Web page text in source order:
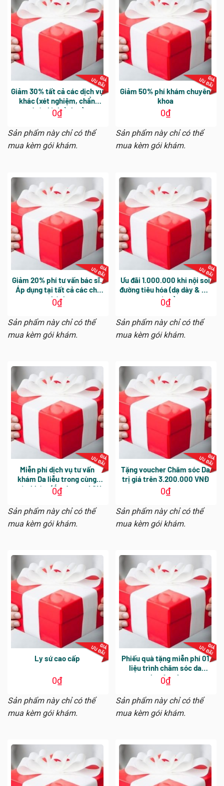
Giảm 30% tất cả các dịch vụ
khác (xét nghiệm, chẩn
đoán hình ảnh…)
0₫
Sản phẩm này chỉ có thể
mua kèm gói khám.
Giảm 50% phí khám chuyên
khoa
0₫
Sản phẩm này chỉ có thể
mua kèm gói khám.
Giảm 20% phí tư vấn bác sĩ.
Áp dụng tại tất cả các chi
nhánh
0₫
Sản phẩm này chỉ có thể
mua kèm gói khám.
Ưu đãi 1.000.000 khi nội soi
đường tiêu hóa (dạ dày & đại
tràng)
0₫
Sản phẩm này chỉ có thể
mua kèm gói khám.
Miễn phí dịch vụ tư vấn
khám Da liễu trong cùng
ngày khám (Áp dụng tại CN
Đinh Tiên Hoàng)
0₫
Sản phẩm này chỉ có thể
mua kèm gói khám.
Tặng voucher Chăm sóc Da
trị giá trên 3.200.000 VNĐ
0₫
Sản phẩm này chỉ có thể
mua kèm gói khám.
Ly sứ cao cấp
0₫
Sản phẩm này chỉ có thể
mua kèm gói khám.
Phiếu quà tặng miễn phí 01
liệu trình chăm sóc da
chuyên sâu
0₫
Sản phẩm này chỉ có thể
mua kèm gói khám.